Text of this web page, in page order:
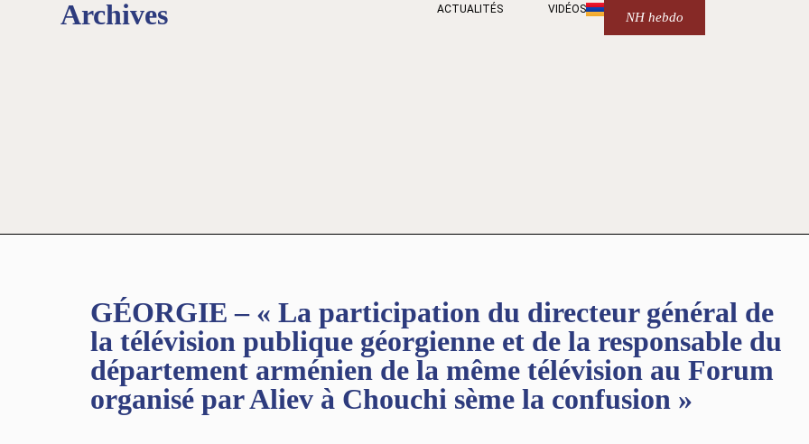
Archives ACTUALITÉS VIDÉOS
NH hebdo
GÉORGIE – « La participation du directeur général de
la télévision publique géorgienne et de la responsable du
département arménien de la même télévision au Forum
organisé par Aliev à Chouchi sème la confusion »